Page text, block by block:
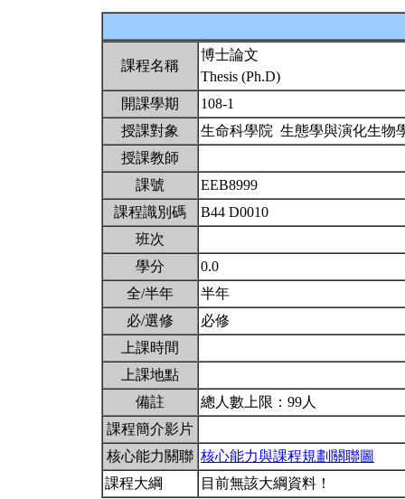
課程名稱
博士論文
Thesis (Ph.D)
開課學期
108-1
授課對象
生命科學院 生態學與演化生物
授課教師
課號
EEB8999
課程識別碼
B44 D0010
班次
學分
0.0
全/半年
半年
必/選修
必修
上課時間
上課地點
備註
總人數上限：99人
課程簡介影片
核心能力關聯 核心能力與課程規劃關聯圖
課程大綱
目前無該大綱資料！